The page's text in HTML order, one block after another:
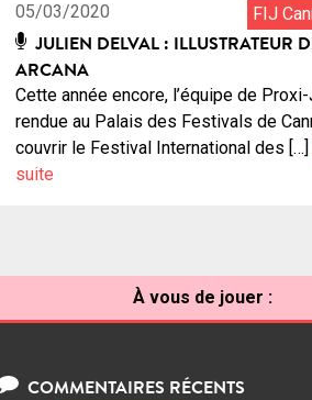
05/03/2020 FIJ
JULIEN DELVAL : ILLUSTRATEUR
ARCANA
Cette année encore, l’équipe de
rendue au Palais des Festivals de
couvrir le Festival International des […]
suite
À vous de jouer :
COMMENTAIRES RÉCENTS